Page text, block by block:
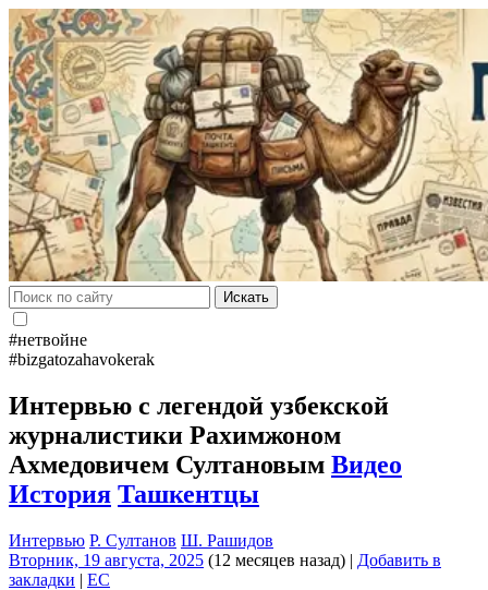
Искать
#нетвойне
#bizgatozahavokerak
Интервью с легендой узбекской
журналистики Рахимжоном
Ахмедовичем Султановым Видео
История Ташкентцы
Интервью Р. Султанов Ш. Рашидов
Вторник, 19 августа, 2025 (12 месяцев назад) | Добавить в
закладки | EC